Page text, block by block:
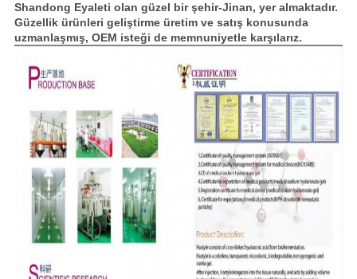
Shandong Eyaleti olan güzel bir şehir-Jinan, yer almaktadır.
Güzellik ürünleri geliştirme üretim ve satış konusunda
uzmanlaşmış, OEM isteği de memnuniyetle karşılarız.